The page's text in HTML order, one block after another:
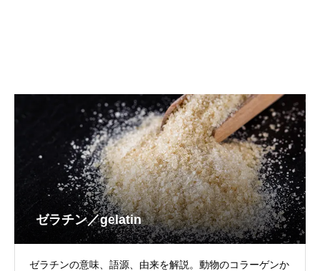
ゼラチン／gelatin
ゼラチンの意味、語源、由来を解説。動物のコラーゲンか